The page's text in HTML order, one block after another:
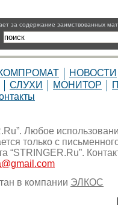
за содержание заимствованных
НОВОСТИ
СЛУХИ МОНИТОР
Любое
только с
“STRINGER.Ru”.
в компании ЭЛКОС